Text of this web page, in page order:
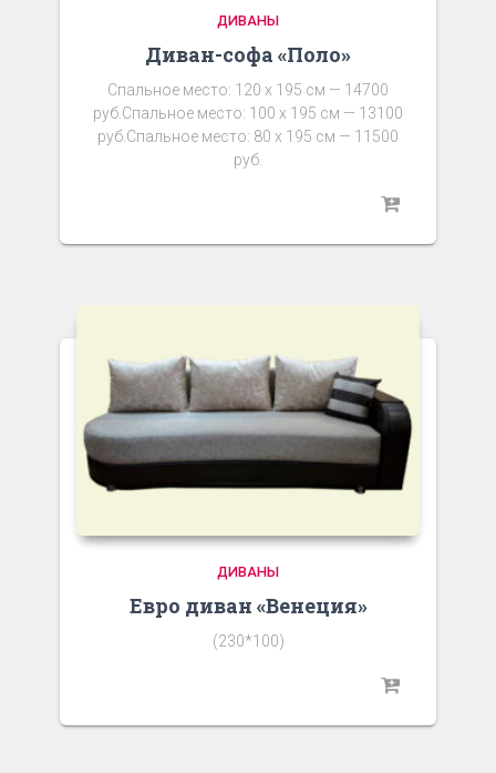
ДИВАНЫ
Диван-софа «Поло»
Спальное место: 120 x 195 см — 14700
руб.Спальное место: 100 x 195 см — 13100
руб.Спальное место: 80 x 195 см — 11500
руб.
ДИВАНЫ
Евро диван «Венеция»
(230*100)